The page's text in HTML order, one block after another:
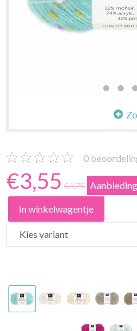
0
€3,55 €4,75
In winkelwagentje